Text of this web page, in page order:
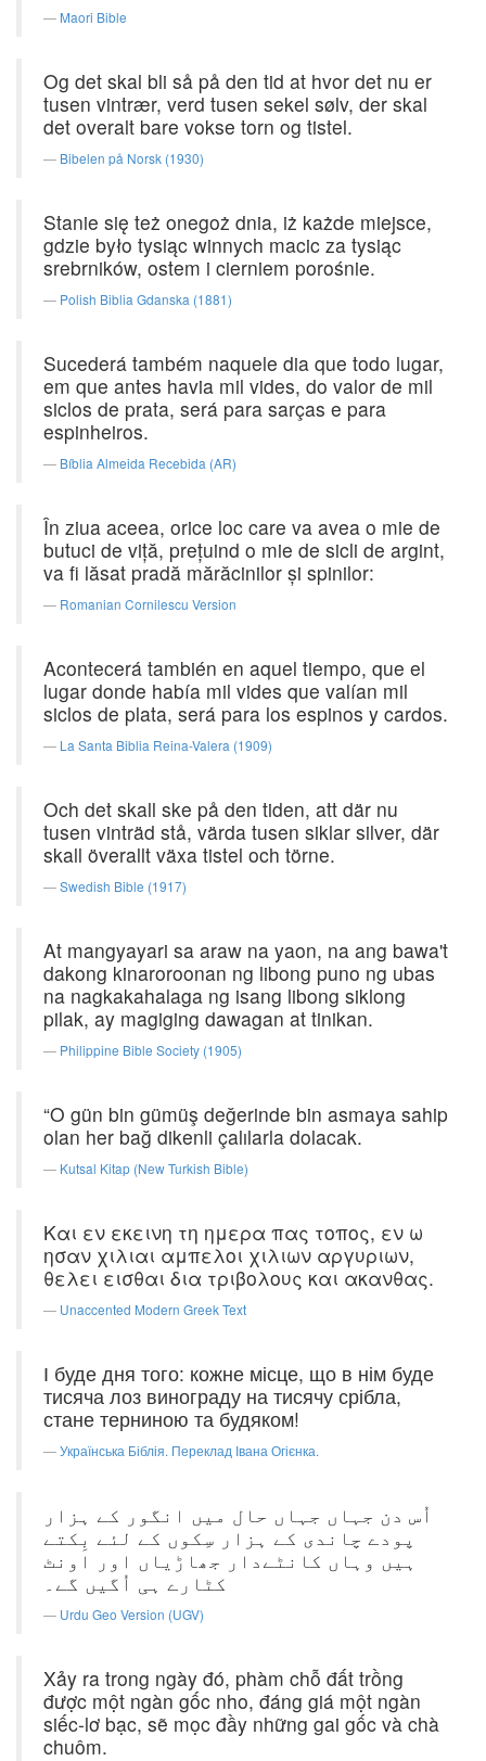
Maori Bible
Og det skal bli så på den tid at hvor det nu er
tusen vintrær, verd tusen sekel sølv, der skal
det overalt bare vokse torn og tistel.
Bibelen på Norsk (1930)
Stanie się też onegoż dnia, iż każde miejsce,
gdzie było tysiąc winnych macic za tysiąc
srebrników, ostem i cierniem porośnie.
Polish Biblia Gdanska (1881)
Sucederá também naquele dia que todo lugar,
em que antes havia mil vides, do valor de mil
siclos de prata, será para sarças e para
espinheiros.
Bíblia Almeida Recebida (AR)
În ziua aceea, orice loc care va avea o mie de
butuci de viţă, preţuind o mie de sicli de argint,
va fi lăsat pradă mărăcinilor şi spinilor:
Romanian Cornilescu Version
Acontecerá también en aquel tiempo, que el
lugar donde había mil vides que valían mil
siclos de plata, será para los espinos y cardos.
La Santa Biblia Reina-Valera (1909)
Och det skall ske på den tiden, att där nu
tusen vinträd stå, värda tusen siklar silver, där
skall överallt växa tistel och törne.
Swedish Bible (1917)
At mangyayari sa araw na yaon, na ang bawa't
dakong kinaroroonan ng libong puno ng ubas
na nagkakahalaga ng isang libong siklong
pilak, ay magiging dawagan at tinikan.
Philippine Bible Society (1905)
“O gün bin gümüş değerinde bin asmaya sahip
olan her bağ dikenli çalılarla dolacak.
Kutsal Kitap (New Turkish Bible)
Και εν εκεινη τη ημερα πας τοπος, εν ω
ησαν χιλιαι αμπελοι χιλιων αργυριων,
θελει εισθαι δια τριβολους και ακανθας.
Unaccented Modern Greek Text
І буде дня того: кожне місце, що в нім буде
тисяча лоз винограду на тисячу срібла,
стане терниною та будяком!
Українська Біблія. Переклад Івана Огієнка.
اُس دن جہاں جہاں حال میں انگور کے ہزار
پودے چاندی کے ہزار سِکوں کے لئے بِکتے
ہیں وہاں کانٹےدار جھاڑیاں اور اونٹ
کٹارے ہی اُگیں گے۔
Urdu Geo Version (UGV)
Xảy ra trong ngày đó, phàm chỗ đất trồng
được một ngàn gốc nho, đáng giá một ngàn
siếc-lơ bạc, sẽ mọc đầy những gai gốc và chà
chuôm.